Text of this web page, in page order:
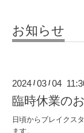
お知らせ
2024 /03 /04
臨時休業の
日頃からブレイクス
ます。